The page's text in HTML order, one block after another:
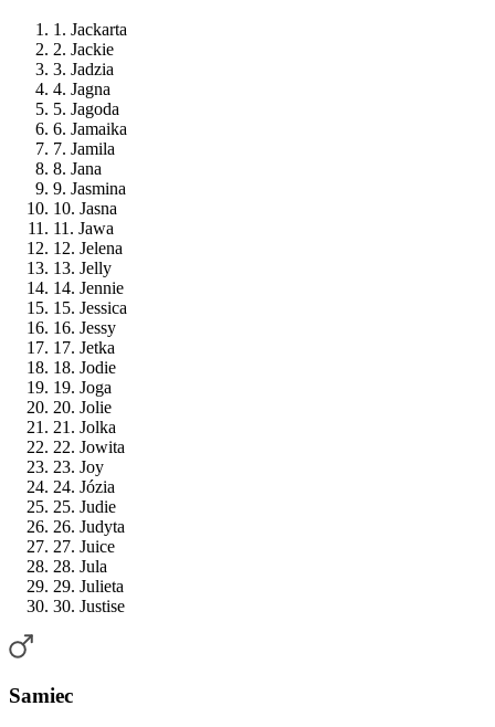
1. Jackarta
2. Jackie
3. Jadzia
4. Jagna
5. Jagoda
6. Jamaika
7. Jamila
8. Jana
9. Jasmina
10. Jasna
11. Jawa
12. Jelena
13. Jelly
14. Jennie
15. Jessica
16. Jessy
17. Jetka
18. Jodie
19. Joga
20. Jolie
21. Jolka
22. Jowita
23. Joy
24. Józia
25. Judie
26. Judyta
27. Juice
28. Jula
29. Julieta
30. Justise
Samiec